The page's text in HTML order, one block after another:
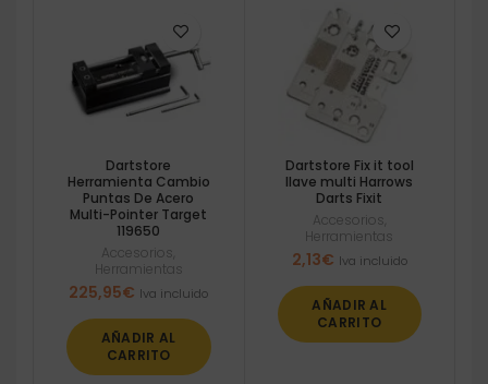
Dartstore
Herramienta Cambio
Puntas De Acero
Multi-Pointer Target
119650
Accesorios
Herramientas
225,95€ Iva incluido
AÑADIR AL
CARRITO
Dartstore Fix it tool
llave multi Harrows
Darts Fixit
Accesorios
Herramientas
2,13€ Iva incluido
AÑADIR AL
CARRITO